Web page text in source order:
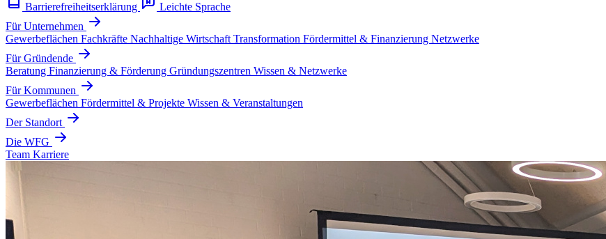
Barrierefreiheitserklärung
Leichte Sprache
Für Unternehmen
Gewerbeflächen Fachkräfte Nachhaltige Wirtschaft Transformation Fördermittel & Finanzierung Netzwerke
Für Gründende
Beratung Finanzierung & Förderung Gründungszentren Wissen & Netzwerke
Für Kommunen
Gewerbeflächen Fördermittel & Projekte Wissen & Veranstaltungen
Der Standort
Die WFG
Team Karriere